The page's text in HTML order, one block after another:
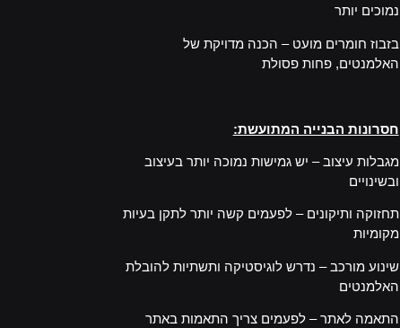
נמוכים יותר
בזבוז חומרים מועט – הכנה מדויקת של
האלמנטים, פחות פסולת
חסרונות הבנייה המתועשת:
מגבלות עיצוב – יש גמישות נמוכה יותר בעיצוב
ובשינויים
תחזוקה ותיקונים – לפעמים קשה יותר לתקן בעיות
מקומיות
שינוע מורכב – נדרש לוגיסטיקה ותשתיות להובלת
האלמנטים
התאמה לאתר – לפעמים צריך התאמות באתר